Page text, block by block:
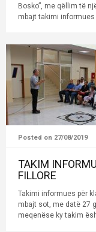
Bosko”, me qëllim të
mbajt takimi informues
Posted on 27/08/2019
TAKIM
FILLORE
Takimi informues për
mbajt sot, me datë 27
meqenëse ky takim